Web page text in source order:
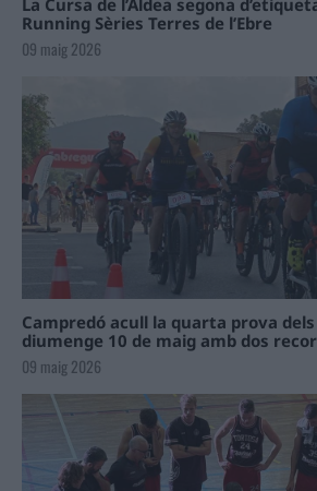
Running Sèries Terres de l’Ebre
09 maig 2026
Campredó acull la quarta prova
diumenge 10 de maig amb dos
09 maig 2026